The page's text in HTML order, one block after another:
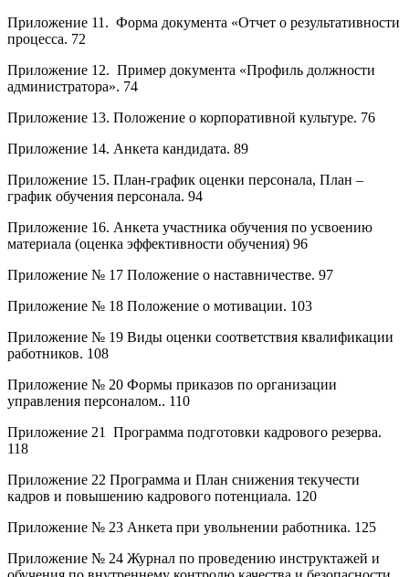
Приложение 11. Форма документа «Отчет о результативности
процесса. 72
Приложение 12. Пример документа «Профиль должности
администратора». 74
Приложение 13. Положение о корпоративной культуре. 76
Приложение 14. Анкета кандидата. 89
Приложение 15. План-график оценки персонала, План –
график обучения персонала. 94
Приложение 16. Анкета участника обучения по усвоению
материала (оценка эффективности обучения) 96
Приложение № 17 Положение о наставничестве. 97
Приложение № 18 Положение о мотивации. 103
Приложение № 19 Виды оценки соответствия квалификации
работников. 108
Приложение № 20 Формы приказов по организации
управления персоналом.. 110
Приложение 21 Программа подготовки кадрового резерва.
118
Приложение 22 Программа и План снижения текучести
кадров и повышению кадрового потенциала. 120
Приложение № 23 Анкета при увольнении работника. 125
Приложение № 24 Журнал по проведению инструктажей и